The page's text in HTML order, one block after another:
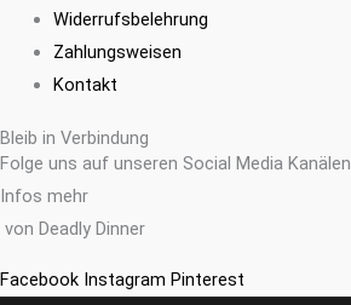
Widerrufsbelehrung
Zahlungsweisen
Kontakt
Bleib in Verbindung
Folge uns auf unseren Social Media
Infos mehr
von Deadly Dinner
Facebook Instagram Pinterest